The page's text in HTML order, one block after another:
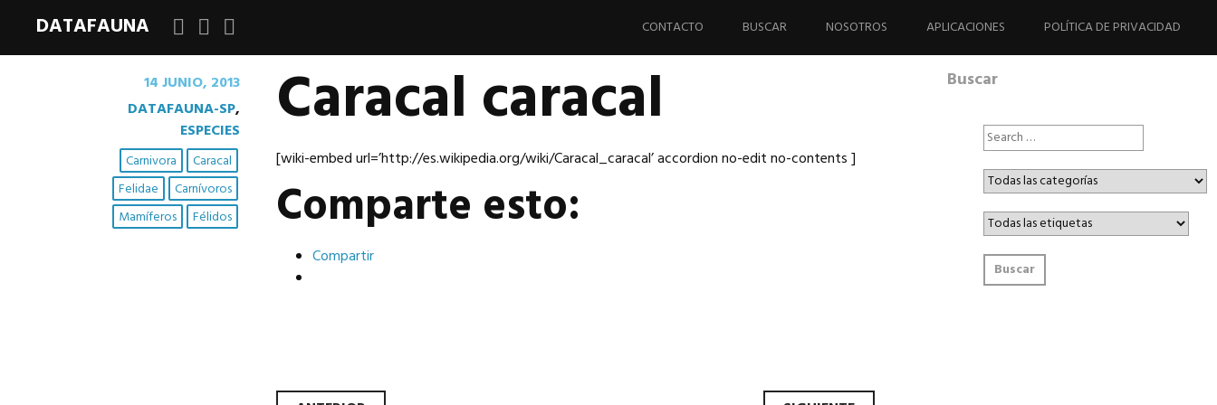
DATAFAUNA
al
CONTACTO BUSCAR NOSOTROS APLICACIONES POLÍTICA DE PRIVACIDAD
14 JUNIO, 2013
DATAFAUNA-SP,
ESPECIES
Caracal
Carnivora
Carnívoros
Felidae
Félidos
Mamíferos
Caracal caracal
[wiki-embed url=’http://es.wikipedia.org/wiki/Caracal_caracal’ accordion no-edit no-contents ]
Comparte esto:
Compartir
Buscar